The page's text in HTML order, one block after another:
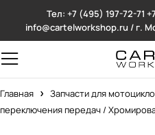
Тел: +7 (495) 197-72-71
info@cartelworkshop.ru / г.
Главная Запчасти для
переключения передач /